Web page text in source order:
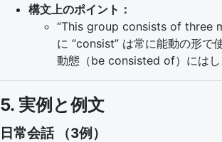
構文上のポイント：
“This group consists of three
に “consist” は常に能動の形で
動態（be consisted of）にはし
5. 実例と例文
日常会話 （3例）